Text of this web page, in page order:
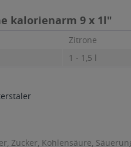
kalorienarm 9 x 1l"
Zitrone
1 - 1,5 l
Zucker, Kohlensäure,